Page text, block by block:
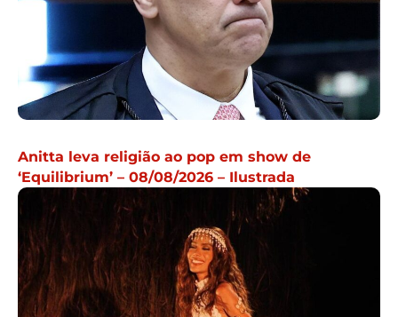
Anitta leva religião ao pop em show de
‘Equilibrium’ – 08/08/2026 – Ilustrada